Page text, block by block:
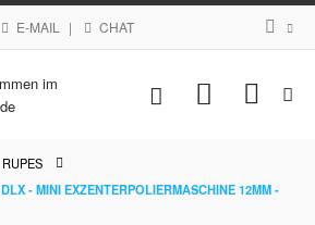
E-MAIL | CHAT
Mein
RUPES
- MINI EXZENTERPOLIERMASCHINE 12MM -